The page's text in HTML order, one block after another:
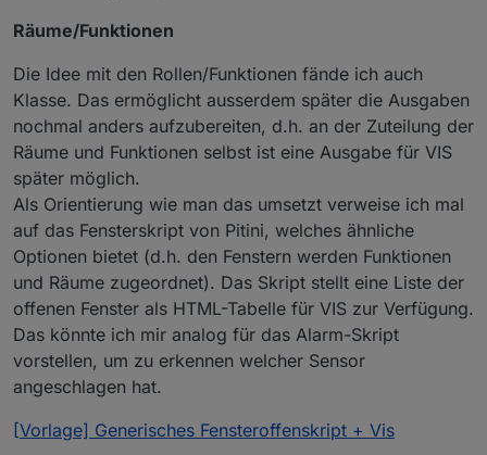
Räume/Funktionen
Die Idee mit den Rollen/Funktionen fände ich auch
Klasse. Das ermöglicht ausserdem später die Ausgaben
nochmal anders aufzubereiten, d.h. an der Zuteilung der
Räume und Funktionen selbst ist eine Ausgabe für VIS
später möglich.
Als Orientierung wie man das umsetzt verweise ich mal
auf das Fensterskript von Pitini, welches ähnliche
Optionen bietet (d.h. den Fenstern werden Funktionen
und Räume zugeordnet). Das Skript stellt eine Liste der
offenen Fenster als HTML-Tabelle für VIS zur Verfügung.
Das könnte ich mir analog für das Alarm-Skript
vorstellen, um zu erkennen welcher Sensor
angeschlagen hat.
[Vorlage] Generisches Fensteroffenskript + Vis